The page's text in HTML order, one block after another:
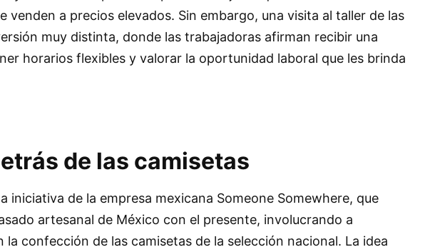
venden a precios elevados. Sin embargo, una visita al taller de las
muy distinta, donde las trabajadoras afirman recibir una
horarios flexibles y valorar la oportunidad laboral que les brinda
de las camisetas
iniciativa de la empresa mexicana Someone Somewhere, que
artesanal de México con el presente, involucrando a
la confección de las camisetas de la selección nacional. La idea